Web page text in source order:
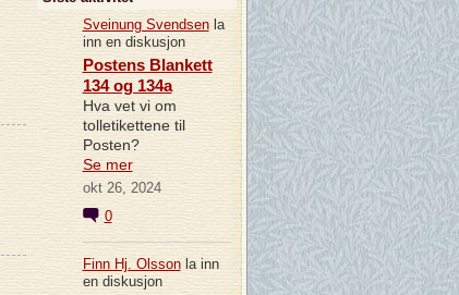
Sveinung Svendsenla
inn en diskusjon
Postens Blankett
134 og 134a
Hva vet vi om
tolletikettene til
Posten?
Se mer
okt 26, 2024
0
Finn Hj. Olssonla inn
en diskusjon